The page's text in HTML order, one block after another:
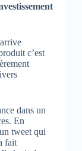
c’est
dans un
En
tweet qui
fait